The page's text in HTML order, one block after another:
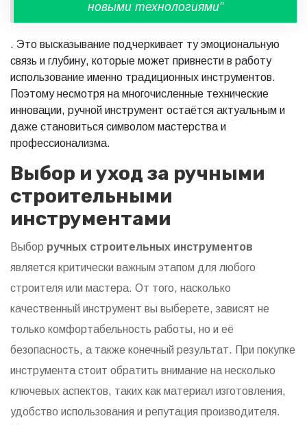
новыми технологиями"
. Это высказывание подчеркивает ту эмоциональную
связь и глубину, которые может привнести в работу
использование именно традиционных инструментов.
Поэтому несмотря на многочисленные технические
инновации, ручной инструмент остаётся актуальным и
даже становиться символом мастерства и
профессионализма.
Выбор и уход за ручными
строительными
инструментами
Выбор ручных строительных инструментов
является критически важным этапом для любого
строителя или мастера. От того, насколько
качественный инструмент вы выберете, зависят не
только комфортабельность работы, но и её
безопасность, а также конечный результат. При покупке
инструмента стоит обратить внимание на несколько
ключевых аспектов, таких как материал изготовления,
удобство использования и репутация производителя.